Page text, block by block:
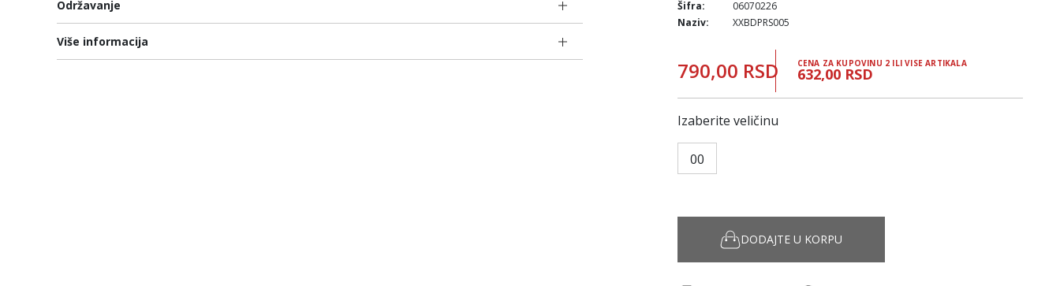
Održavanje
Više informacija
Šifra:
06070226
Naziv:
XXBDPRS005
790,00 RSD CENA ZA KUPOVINU 2 ILI VISE ARTIKALA
632,00 RSD
Izaberite veličinu
00
DODAJTE U KORPU